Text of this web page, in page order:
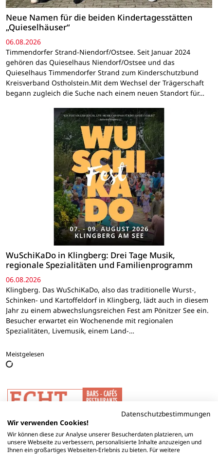
Neue Namen für die beiden Kindertagesstätten
„Quieselhäuser“
06.08.2026
Timmendorfer Strand-Niendorf/Ostsee. Seit Januar 2024
gehören das Quieselhaus Niendorf/Ostsee und das
Quieselhaus Timmendorfer Strand zum Kinderschutzbund
Kreisverband Ostholstein.Mit dem Wechsel der Trägerschaft
begann zugleich die Suche nach einem neuen Standort für…
WuSchiKaDo in Klingberg: Drei Tage Musik,
regionale Spezialitäten und Familienprogramm
06.08.2026
Klingberg. Das WuSchiKaDo, also das traditionelle Wurst-,
Schinken- und Kartoffeldorf in Klingberg, lädt auch in diesem
Jahr zu einem abwechslungsreichen Fest am Pönitzer See ein.
Besucher erwartet ein Wochenende mit regionalen
Spezialitäten, Livemusik, einem Land-…
Meistgelesen
Datenschutzbestimmungen
Wir verwenden Cookies!
Wir können diese zur Analyse unserer Besucherdaten platzieren, um
unsere Webseite zu verbessern, personalisierte Inhalte anzuzeigen und
Ihnen ein großartiges Webseiten-Erlebnis zu bieten. Für weitere